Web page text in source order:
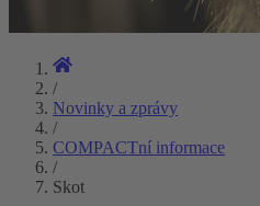
/
Novinky a zprávy
/
COMPACTní informace
/
Skot